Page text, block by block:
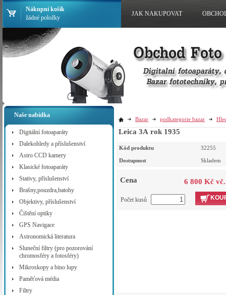
Naše nabídka
Digitální fotoaparáty
Dalekohledy a příslušenství
Astro CCD kamery
Klasické fotoaparáty
Stativy, příslušenství
Brašny,pouzdra,batohy
Objektivy, příslušenství
Čištění optiky
GPS Navigace
Astronomická literatura
Sluneční filtry (pro pozorování
chromosféry a fotosféry)
Mikroskopy a bino lupy
Paměťová média
Filtry
Bazar podkategorie bazar
Leica 3A rok 1935
Kód produktu 32255
Dostupnost Skladem
Cena 6 800 Kč
Počet kusů
Nákupní košík
žádné položky
JAK NAKUPOVAT